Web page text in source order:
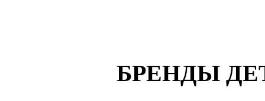
БРЕНДЫ